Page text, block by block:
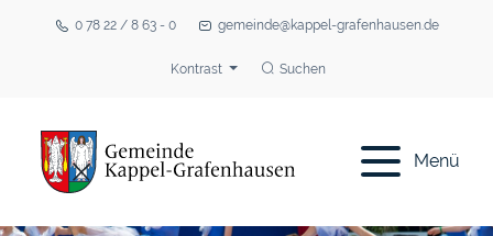
0 78 22 / 8 63 - 0 gemeinde@kappel-grafenhausen.de
Kontrast Suchen
Menü